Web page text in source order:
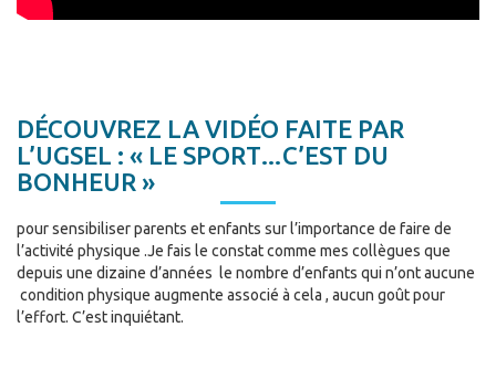
DÉCOUVREZ LA VIDÉO FAITE PAR
L’UGSEL : « LE SPORT…C’EST DU
BONHEUR »
pour sensibiliser parents et enfants sur l’importance de faire de
l’activité physique .Je fais le constat comme mes collègues que
depuis une dizaine d’années le nombre d’enfants qui n’ont aucune
condition physique augmente associé à cela , aucun goût pour
l’effort. C’est inquiétant.